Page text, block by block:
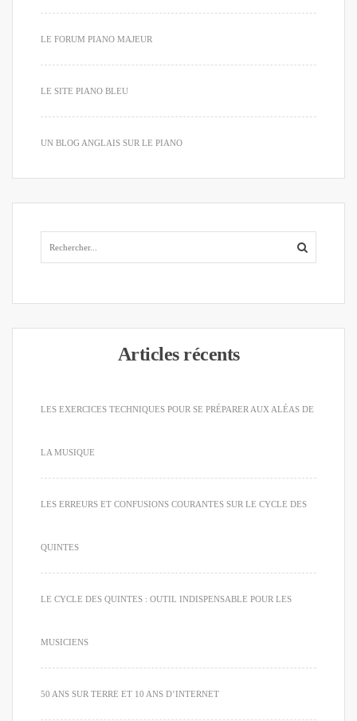
LE FORUM PIANO MAJEUR
LE SITE PIANO BLEU
UN BLOG ANGLAIS SUR LE PIANO
Articles récents
LES EXERCICES TECHNIQUES POUR SE PRÉPARER AUX ALÉAS DE
LA MUSIQUE
LES ERREURS ET CONFUSIONS COURANTES SUR LE CYCLE DES
QUINTES
LE CYCLE DES QUINTES : OUTIL INDISPENSABLE POUR LES
MUSICIENS
50 ANS SUR TERRE ET 10 ANS D’INTERNET